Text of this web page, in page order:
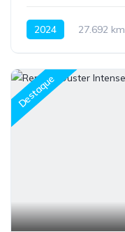
2024 27.692 km
Destaque